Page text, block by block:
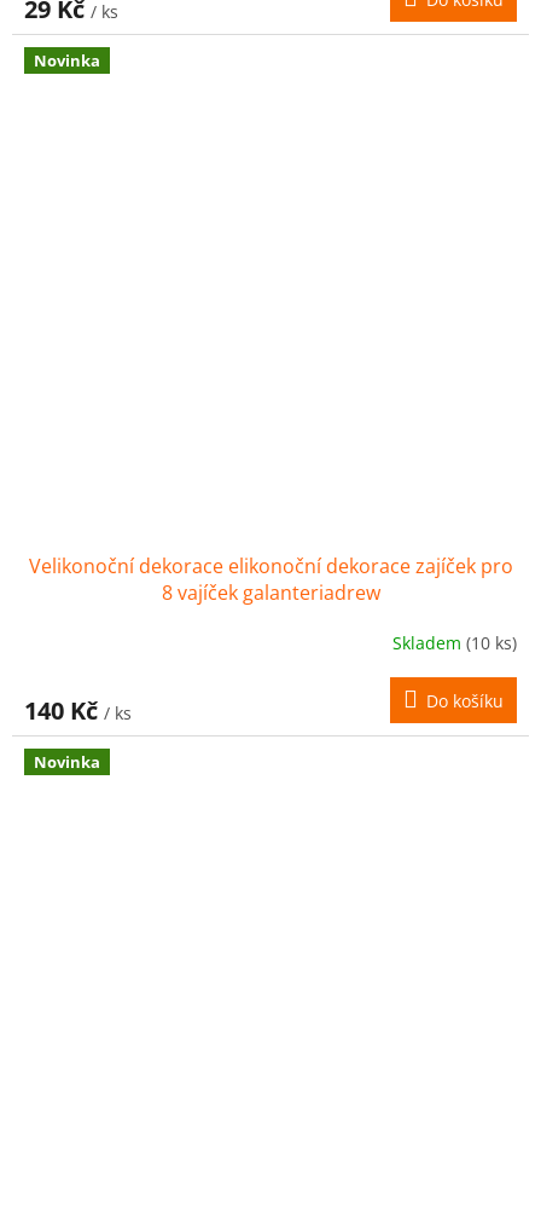
29 Kč / ks
Novinka
Velikonoční dekorace elikonoční dekorace zajíček pro
8 vajíček galanteriadrew
Skladem (10 ks)
140 Kč / ks
Do košíku
Novinka